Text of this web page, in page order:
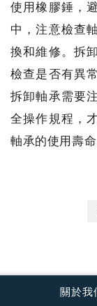
使用橡膠錘，
中，注意檢查
換和維修。拆
檢查是否有異
拆卸軸承需要
全操作規程，
軸承的使用壽命
關於我